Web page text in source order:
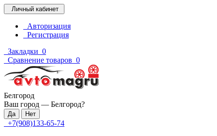
Личный кабинет
Авторизация
Регистрация
Закладки 0
Сравнение товаров 0
Белгород
Ваш город — Белгород?
+7(908)133-65-74